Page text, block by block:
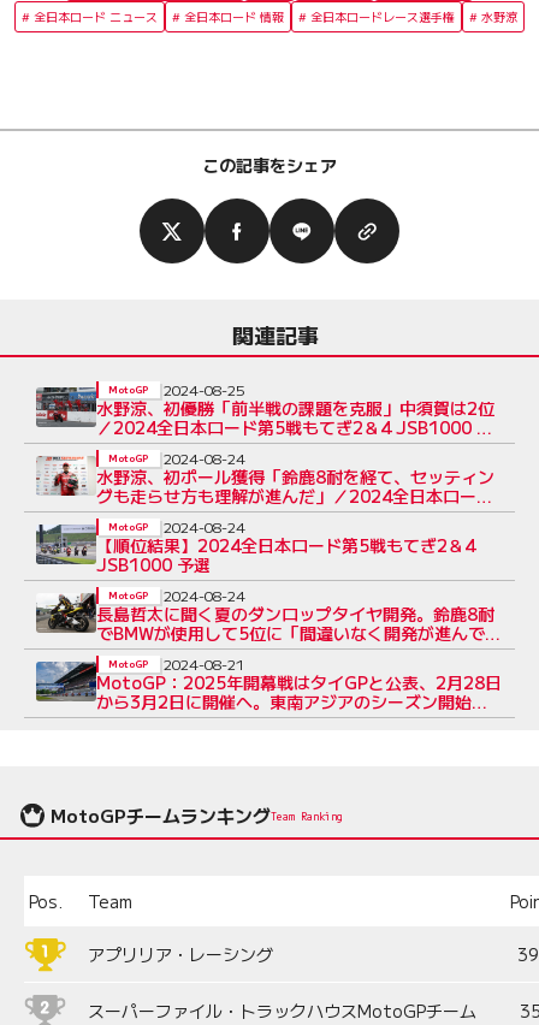
全日本ロード ニュース
全日本ロード 情報 全日本ロードレース選手権 水野涼
この記事をシェア
関連記事
水野涼、初優勝「前半戦の課題を克服」中須賀は2位
／2024全日本ロード第5戦もてぎ2＆4 JSB1000 決
勝
MotoGP 2024-08-25
水野涼、初ポール獲得「鈴鹿8耐を経て、セッティン
グも走らせ方も理解が進んだ」／2024全日本ロード
第5戦もてぎ2＆4 JSB1000 予選
MotoGP 2024-08-24
【順位結果】2024全日本ロード第5戦もてぎ2＆4
JSB1000 予選
MotoGP 2024-08-24
長島哲太に聞く夏のダンロップタイヤ開発。鈴鹿8耐
でBMWが使用して5位に「間違いなく開発が進んでい
る」／全日本ロード
MotoGP 2024-08-24
MotoGP：2025年開幕戦はタイGPと公表、2月28日
から3月2日に開催へ。東南アジアのシーズン開始は
1999年以来
MotoGP 2024-08-21
MotoGPチームランキングTeam Ranking
Pos. Team
アプリリア・レーシング
スーパーファイル・トラックハウスMotoGPチーム